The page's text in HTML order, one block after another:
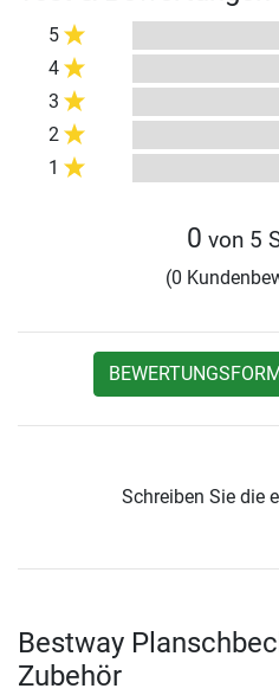
5
4
3
2
1
0 von 5
(0
Schreiben Sie die
Bestway
Zubehör